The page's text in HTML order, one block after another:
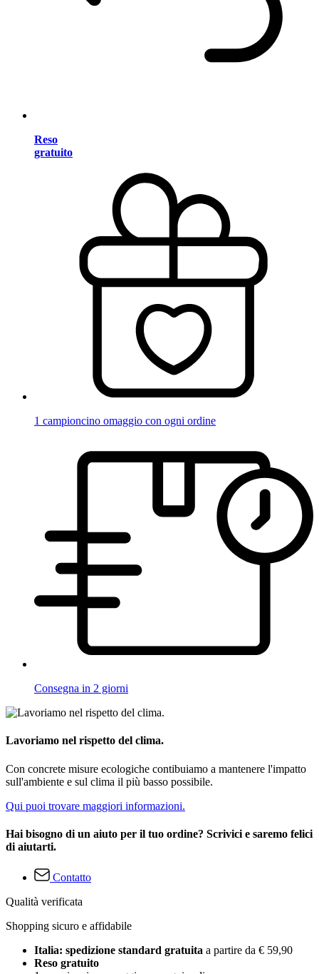
Reso
gratuito
1 campioncino omaggio con ogni ordine
Consegna in 2 giorni
Lavoriamo nel rispetto del clima.
Con concrete misure ecologiche contibuiamo a mantenere l'impatto
sull'ambiente e sul clima il più basso possibile.
Qui puoi trovare maggiori informazioni.
Hai bisogno di un aiuto per il tuo ordine? Scrivici e saremo felici
di aiutarti.
Contatto
Qualità verificata
Shopping sicuro e affidabile
Italia: spedizione standard gratuita a partire da € 59,90
Reso gratuito